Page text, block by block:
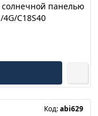
панелью
4G/C18S40
Код:abi629